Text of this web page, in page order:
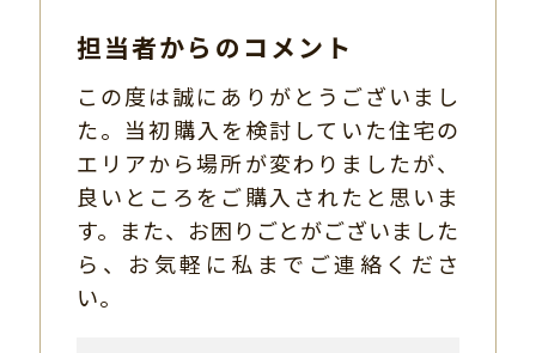
担当者からのコメント
この度は誠にありがとうございまし
た。当初購入を検討していた住宅の
エリアから場所が変わりましたが、
良いところをご購入されたと思いま
す。また、お困りごとがございました
ら、お気軽に私までご連絡くださ
い。